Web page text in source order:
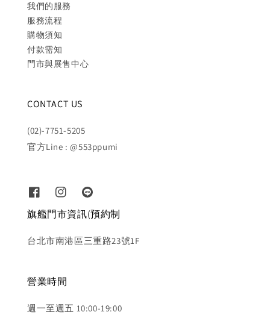
我們的服務
服務流程
購物須知
付款需知
門市與展售中心
CONTACT US
(02)-7751-5205
官方Line : @553ppumi
旗艦門市資訊(預約制
台北市南港區三重路23號1F
營業時間
週一至週五 10:00-19:00